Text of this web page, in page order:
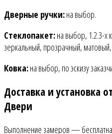
Дверные ручки:на выбор.
Стеклопакет:на выбор, 1.2.3-
зеркальный, прозрачный,
Ковка:на выбор, по эскизу
Доставка и установка
Двери
Выполнение замеров —